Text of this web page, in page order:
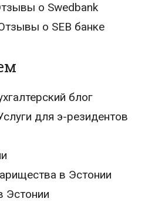
о Swedbank
о SEB банке
блог
для э-резидентов
в Эстонии
Эстонии